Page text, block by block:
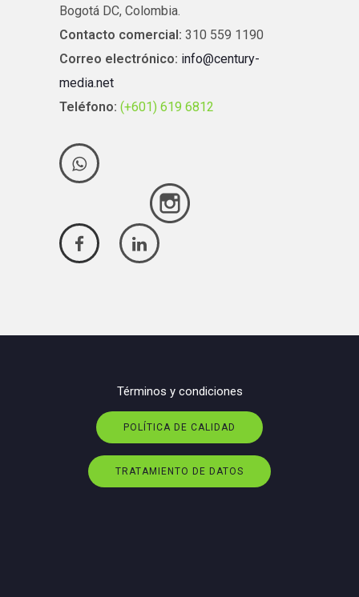
Bogotá DC, Colombia.
Contacto comercial: 310 559 1190
Correo electrónico: info@century-
media.net
Teléfono: (+601) 619 6812
Términos y condiciones
POLÍTICA DE CALIDAD
TRATAMIENTO DE DATOS